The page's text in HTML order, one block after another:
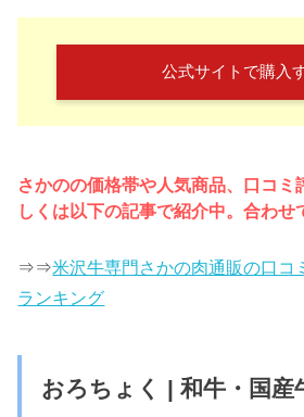
公式サイトで購入
さかのの価格帯や人気商品、口コミ
しくは以下の記事で紹介中。合わせ
⇒⇒米沢牛専門さかの肉通販の口コ
ランキング
おろちょく | 和牛・国産